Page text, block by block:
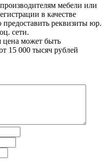
мебели или
в качестве
предоставить реквизиты юр.
сети.
цена может быть
15 000 тысяч рублей